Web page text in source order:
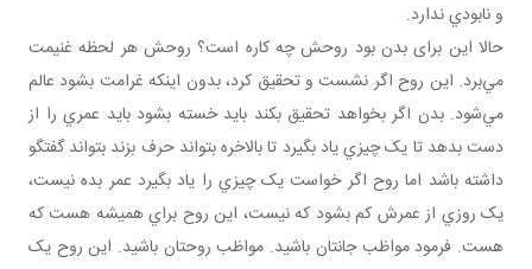
و نابودي ندارد.
حالا اين برای بدن بود روحش چه کاره است؟ روحش هر لحظه غنيمت
مي‌برد. اين روح اگر نشست و تحقيق کرد، بدون اينکه غرامت بشود عالم
مي‌شود. بدن اگر بخواهد تحقيق بکند بايد خسته بشود بايد عمري را از
دست بدهد تا يک چيزي ياد بگيرد تا بالاخره بتواند حرف بزند بتواند گفتگو
داشته باشد اما روح اگر خواست يک چيزي را ياد بگيرد عمر بده نيست،
يک روزي از عمرش کم بشود که نيست، اين روح براي هميشه هست که
هست. فرمود مواظب جانتان باشيد. مواظب روحتان باشيد. اين روح يک